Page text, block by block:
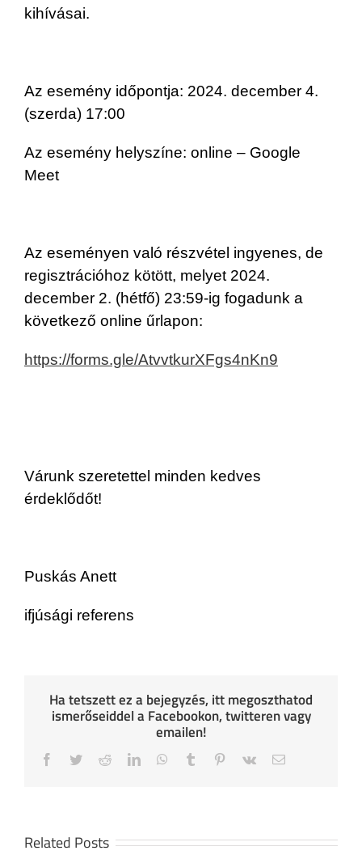
kihívásai.
Az esemény időpontja: 2024. december 4.
(szerda) 17:00
Az esemény helyszíne: online – Google
Meet
Az eseményen való részvétel ingyenes, de
regisztrációhoz kötött, melyet 2024.
december 2. (hétfő) 23:59-ig fogadunk a
következő online űrlapon:
https://forms.gle/AtvvtkurXFgs4nKn9
Várunk szeretettel minden kedves
érdeklődőt!
Puskás Anett
ifjúsági referens
Ha tetszett ez a bejegyzés, itt megoszthatod
ismerőseiddel a Facebookon, twitteren vagy
emailen!
Facebook
TwitterRedditLinkedInWhatsApp
Tumblr Pinterest
Vk Email
Related Posts